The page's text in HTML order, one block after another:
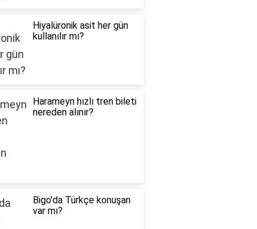
Hiyalüronik asit her gün
kullanılır mı?
Harameyn hızlı tren bileti
nereden alınır?
Bigo'da Türkçe konuşan
var mı?